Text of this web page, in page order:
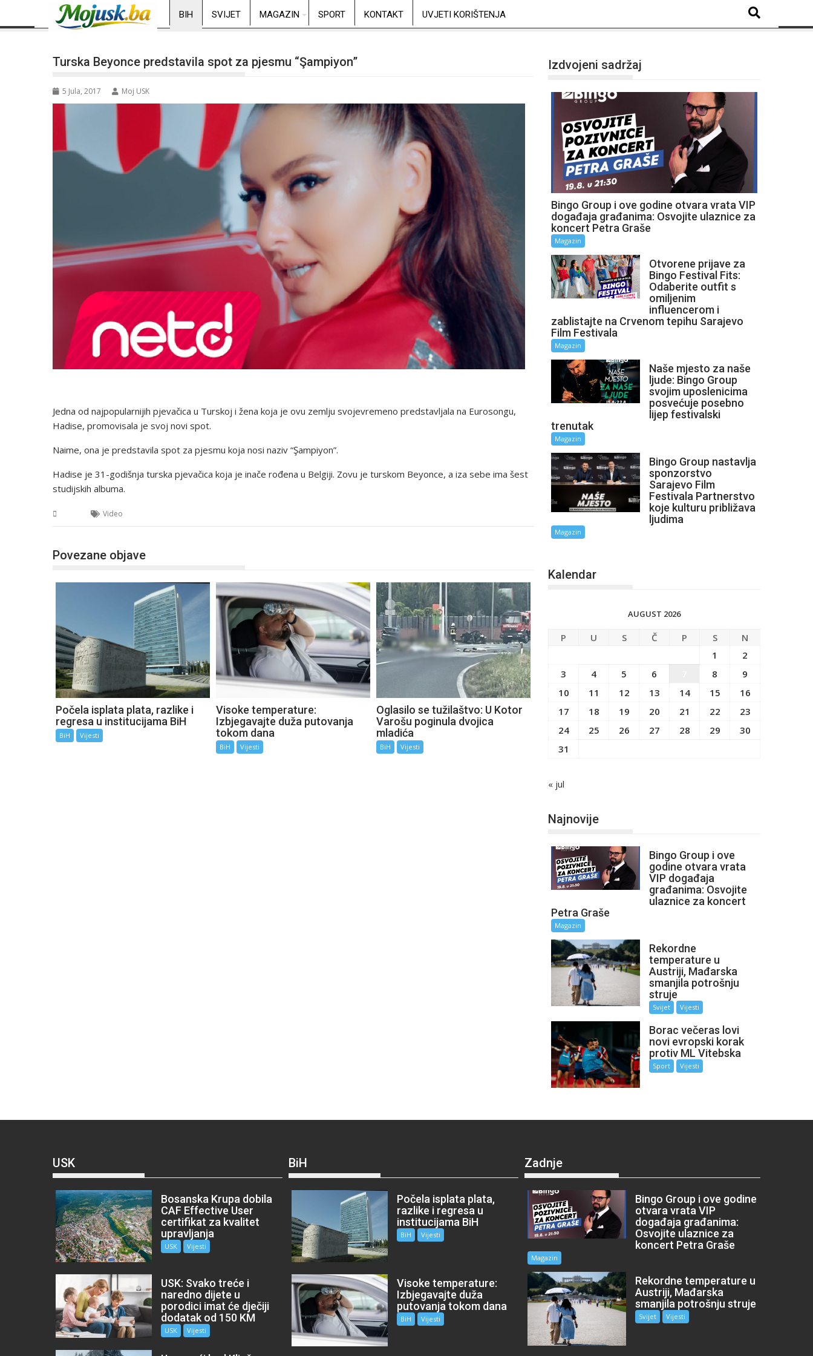
BIH SVIJET MAGAZIN SPORT KONTAKT UVJETI KORIŠTENJA
Turska Beyonce predstavila spot za pjesmu “Şampiyon”
5 Jula, 2017 Moj USK
Jedna od najpopularnijih pjevačica u Turskoj i žena koja je ovu zemlju svojevremeno predstavljala na Eurosongu,
Hadise, promovisala je svoj novi spot.
Naime, ona je predstavila spot za pjesmu koja nosi naziv “Şampiyon”.
Hadise je 31-godišnja turska pjevačica koja je inače rođena u Belgiji. Zovu je turskom Beyonce, a iza sebe ima šest
studijskih albuma.
Video
Povezane objave
Počela isplata plata, razlike i
regresa u institucijama BiH
BiH Vijesti
Visoke temperature:
Izbjegavajte duža putovanja
tokom dana
BiH Vijesti
Oglasilo se tužilaštvo: U Kotor
Varošu poginula dvojica
mladića
BiH Vijesti
Izdvojeni sadržaj
Bingo Group i ove godine otvara vrata VIP
događaja građanima: Osvojite ulaznice za
koncert Petra Graše
Magazin
Otvorene prijave za
Bingo Festival Fits:
Odaberite outfit s
omiljenim
influencerom i
zablistajte na Crvenom tepihu Sarajevo
Film Festivala
Magazin
Naše mjesto za naše
ljude: Bingo Group
svojim uposlenicima
posvećuje posebno
lijep festivalski
trenutak
Magazin
Bingo Group nastavlja
sponzorstvo
Sarajevo Film
Festivala Partnerstvo
koje kulturu približava
ljudima
Magazin
Kalendar
AUGUST 2026
P U S Č P S
N
1
2
3
4 5 6 8
9
10
11 12 13 14 15
16
17
18 19 20 21 22
23
24
25 26 27 28 29
30
31
« jul
Najnovije
Bingo Group i ove
godine otvara vrata
VIP događaja
građanima: Osvojite
ulaznice za koncert
Petra Graše
Magazin
Rekordne
temperature u
Austriji, Mađarska
smanjila potrošnju
struje
Svijet Vijesti
Borac večeras lovi
novi evropski korak
protiv ML Vitebska
Sport Vijesti
USK
Bosanska Krupa dobila
CAF Effective User
certifikat za kvalitet
upravljanja
USK Vijesti
USK: Svako treće i
naredno dijete u
porodici imat će dječiji
dodatak od 150 KM
USK Vijesti
BiH
Počela isplata plata,
razlike i regresa u
institucijama BiH
BiH Vijesti
Visoke temperature:
Izbjegavajte duža
putovanja tokom dana
BiH Vijesti
Zadnje
Bingo Group i ove godine
otvara vrata VIP
događaja građanima:
Osvojite ulaznice za
koncert Petra Graše
Magazin
Rekordne temperature u
Austriji, Mađarska
smanjila potrošnju struje
Svijet Vijesti